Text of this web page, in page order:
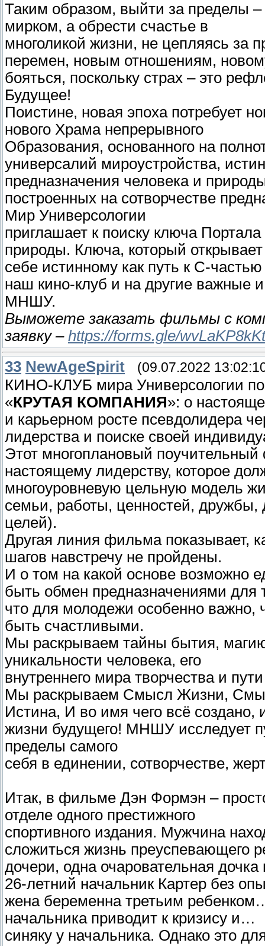
Таким образом, выйти за пределы
мирком, а обрести счастье в
многоликой жизни, не цепляясь за
перемен, новым отношениям,
бояться, поскольку страх – это
Будущее!
Поистине, новая эпоха потребует
нового Храма непрерывного
Образования, основанного на
универсалий мироустройства,
предназначения человека и
построенных на сотворчестве
Мир Универсологии
приглашает к поиску ключа
природы. Ключа, который
себе истинному как путь к С-
наш кино-клуб и на другие важные
МНШУ.
Выможете заказать фильмы с
заявку – https://forms.gle/
33 NewAgeSpirit (09.07.2022
КИНО-КЛУБ мира Универсологии
«КРУТАЯ КОМПАНИЯ»: о
и карьерном росте псевдолидера
лидерства и поиске своей
Этот многоплановый
настоящему лидерству, которое
многоуровневую цельную модель
семьи, работы, ценностей,
целей).
Другая линия фильма показывает,
шагов навстречу не пройдены.
И о том на какой основе возможно
быть обмен предназначениями для
что для молодежи особенно
быть счастливыми.
Мы раскрываем тайны бытия,
уникальности человека, его
внутреннего мира творчества и
Мы раскрываем Смысл Жизни,
Истина, И во имя чего всё создано,
жизни будущего! МНШУ исследует
пределы самого
себя в единении, сотворчестве,
Итак, в фильме Дэн Формэн –
отделе одного престижного
спортивного издания. Мужчина
сложиться жизнь преуспевающего
дочери, одна очаровательная
26-летний начальник Картер без
жена беременна третьим
начальника приводит к кризису и…
синяку у начальника. Однако это